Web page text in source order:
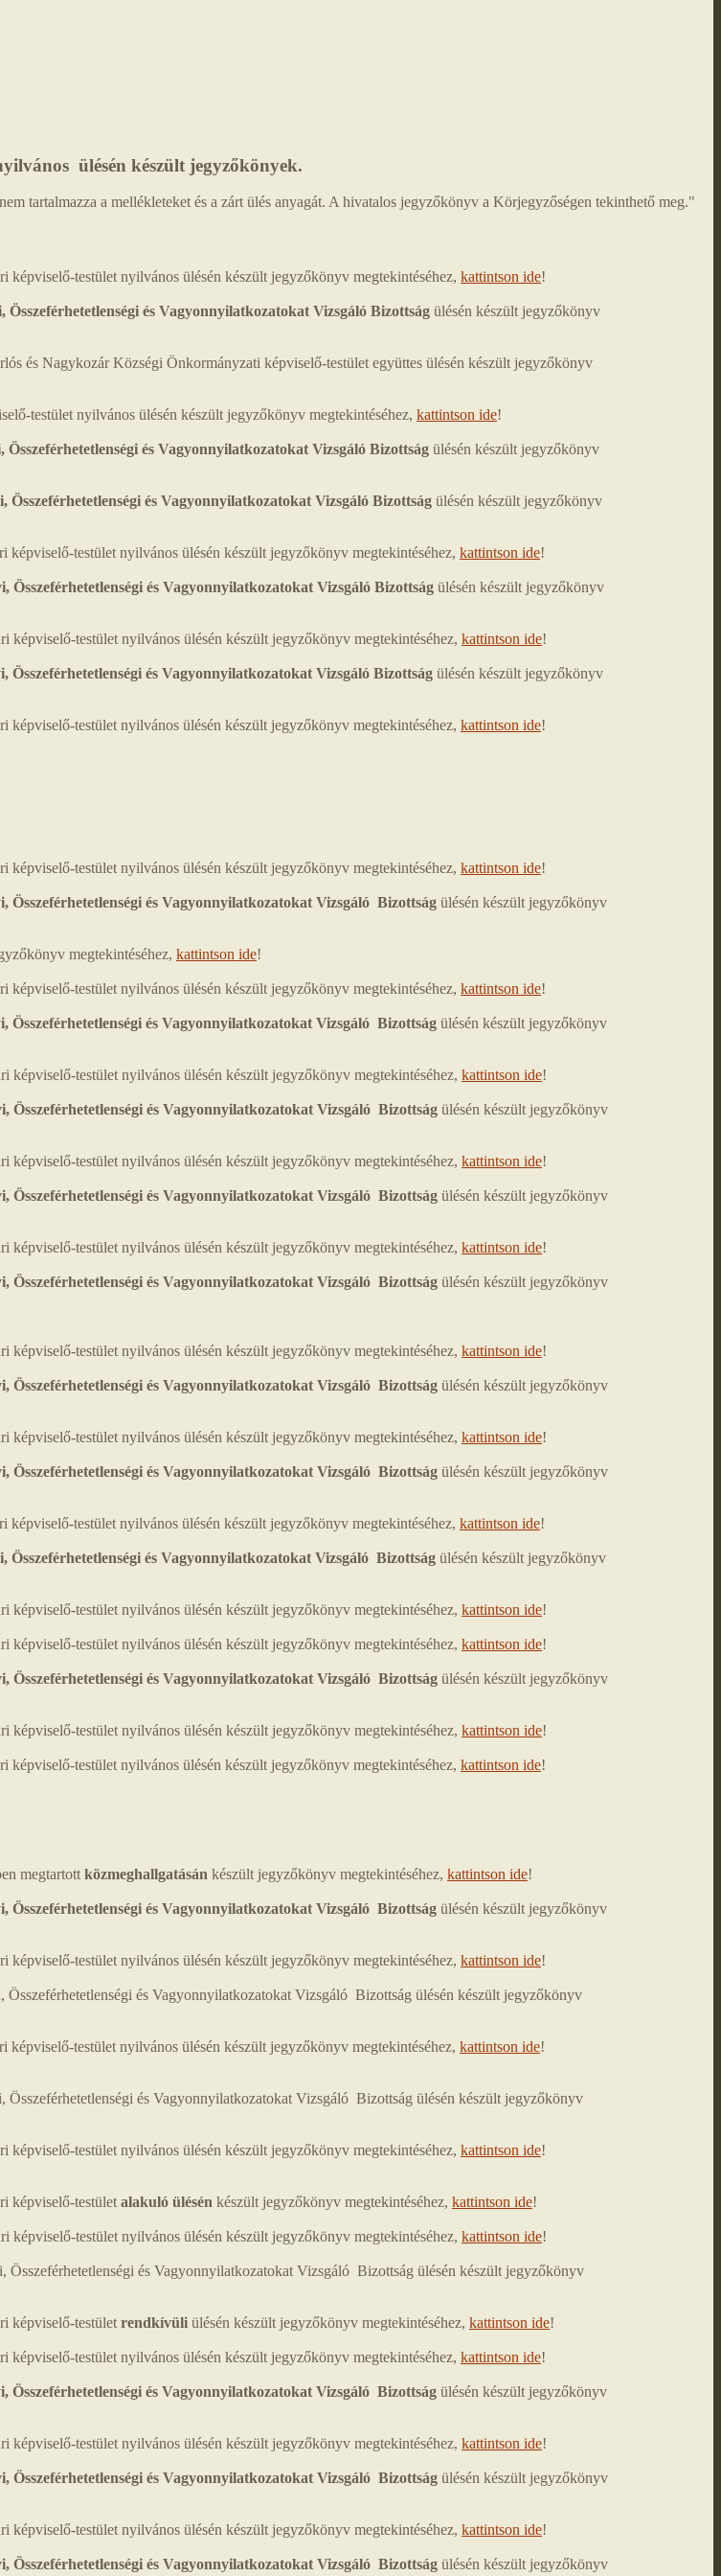
ülésén készült jegyzőkönyek.
tartalmazza a mellékleteket és a zárt ülés anyagát. A hivatalos jegyzőkönyv a Körjegyzőségen tekinthető meg."
testület nyilvános ülésén készült jegyzőkönyv megtekintéséhez, kattintson ide!
Összeférhetetlenségi és Vagyonnyilatkozatokat Vizsgáló Bizottság ülésén készült jegyzőkönyv
és Nagykozár Községi Önkormányzati képviselő-testület együttes ülésén készült jegyzőkönyv
testület nyilvános ülésén készült jegyzőkönyv megtekintéséhez, kattintson ide!
Összeférhetetlenségi és Vagyonnyilatkozatokat Vizsgáló Bizottság ülésén készült jegyzőkönyv
Összeférhetetlenségi és Vagyonnyilatkozatokat Vizsgáló Bizottság ülésén készült jegyzőkönyv
testület nyilvános ülésén készült jegyzőkönyv megtekintéséhez, kattintson ide!
Összeférhetetlenségi és Vagyonnyilatkozatokat Vizsgáló Bizottság ülésén készült jegyzőkönyv
testület nyilvános ülésén készült jegyzőkönyv megtekintéséhez, kattintson ide!
Összeférhetetlenségi és Vagyonnyilatkozatokat Vizsgáló Bizottság ülésén készült jegyzőkönyv
testület nyilvános ülésén készült jegyzőkönyv megtekintéséhez, kattintson ide!
testület nyilvános ülésén készült jegyzőkönyv megtekintéséhez, kattintson ide!
Összeférhetetlenségi és Vagyonnyilatkozatokat Vizsgáló Bizottság ülésén készült jegyzőkönyv
megtekintéséhez, kattintson ide!
testület nyilvános ülésén készült jegyzőkönyv megtekintéséhez, kattintson ide!
Összeférhetetlenségi és Vagyonnyilatkozatokat Vizsgáló Bizottság ülésén készült jegyzőkönyv
testület nyilvános ülésén készült jegyzőkönyv megtekintéséhez, kattintson ide!
Összeférhetetlenségi és Vagyonnyilatkozatokat Vizsgáló Bizottság ülésén készült jegyzőkönyv
testület nyilvános ülésén készült jegyzőkönyv megtekintéséhez, kattintson ide!
Összeférhetetlenségi és Vagyonnyilatkozatokat Vizsgáló Bizottság ülésén készült jegyzőkönyv
testület nyilvános ülésén készült jegyzőkönyv megtekintéséhez, kattintson ide!
Összeférhetetlenségi és Vagyonnyilatkozatokat Vizsgáló Bizottság ülésén készült jegyzőkönyv
testület nyilvános ülésén készült jegyzőkönyv megtekintéséhez, kattintson ide!
Összeférhetetlenségi és Vagyonnyilatkozatokat Vizsgáló Bizottság ülésén készült jegyzőkönyv
testület nyilvános ülésén készült jegyzőkönyv megtekintéséhez, kattintson ide!
Összeférhetetlenségi és Vagyonnyilatkozatokat Vizsgáló Bizottság ülésén készült jegyzőkönyv
testület nyilvános ülésén készült jegyzőkönyv megtekintéséhez, kattintson ide!
Összeférhetetlenségi és Vagyonnyilatkozatokat Vizsgáló Bizottság ülésén készült jegyzőkönyv
testület nyilvános ülésén készült jegyzőkönyv megtekintéséhez, kattintson ide!
testület nyilvános ülésén készült jegyzőkönyv megtekintéséhez, kattintson ide!
Összeférhetetlenségi és Vagyonnyilatkozatokat Vizsgáló Bizottság ülésén készült jegyzőkönyv
testület nyilvános ülésén készült jegyzőkönyv megtekintéséhez, kattintson ide!
testület nyilvános ülésén készült jegyzőkönyv megtekintéséhez, kattintson ide!
megtartott közmeghallgatásán készült jegyzőkönyv megtekintéséhez, kattintson ide!
Összeférhetetlenségi és Vagyonnyilatkozatokat Vizsgáló Bizottság ülésén készült jegyzőkönyv
testület nyilvános ülésén készült jegyzőkönyv megtekintéséhez, kattintson ide!
és Vagyonnyilatkozatokat Vizsgáló Bizottság ülésén készült jegyzőkönyv
testület nyilvános ülésén készült jegyzőkönyv megtekintéséhez, kattintson ide!
és Vagyonnyilatkozatokat Vizsgáló Bizottság ülésén készült jegyzőkönyv
testület nyilvános ülésén készült jegyzőkönyv megtekintéséhez, kattintson ide!
képviselő-testület alakuló ülésén készült jegyzőkönyv megtekintéséhez, kattintson ide!
testület nyilvános ülésén készült jegyzőkönyv megtekintéséhez, kattintson ide!
és Vagyonnyilatkozatokat Vizsgáló Bizottság ülésén készült jegyzőkönyv
képviselő-testület rendkívüli ülésén készült jegyzőkönyv megtekintéséhez, kattintson ide!
testület nyilvános ülésén készült jegyzőkönyv megtekintéséhez, kattintson ide!
Összeférhetetlenségi és Vagyonnyilatkozatokat Vizsgáló Bizottság ülésén készült jegyzőkönyv
testület nyilvános ülésén készült jegyzőkönyv megtekintéséhez, kattintson ide!
Összeférhetetlenségi és Vagyonnyilatkozatokat Vizsgáló Bizottság ülésén készült jegyzőkönyv
testület nyilvános ülésén készült jegyzőkönyv megtekintéséhez, kattintson ide!
Összeférhetetlenségi és Vagyonnyilatkozatokat Vizsgáló Bizottság ülésén készült jegyzőkönyv